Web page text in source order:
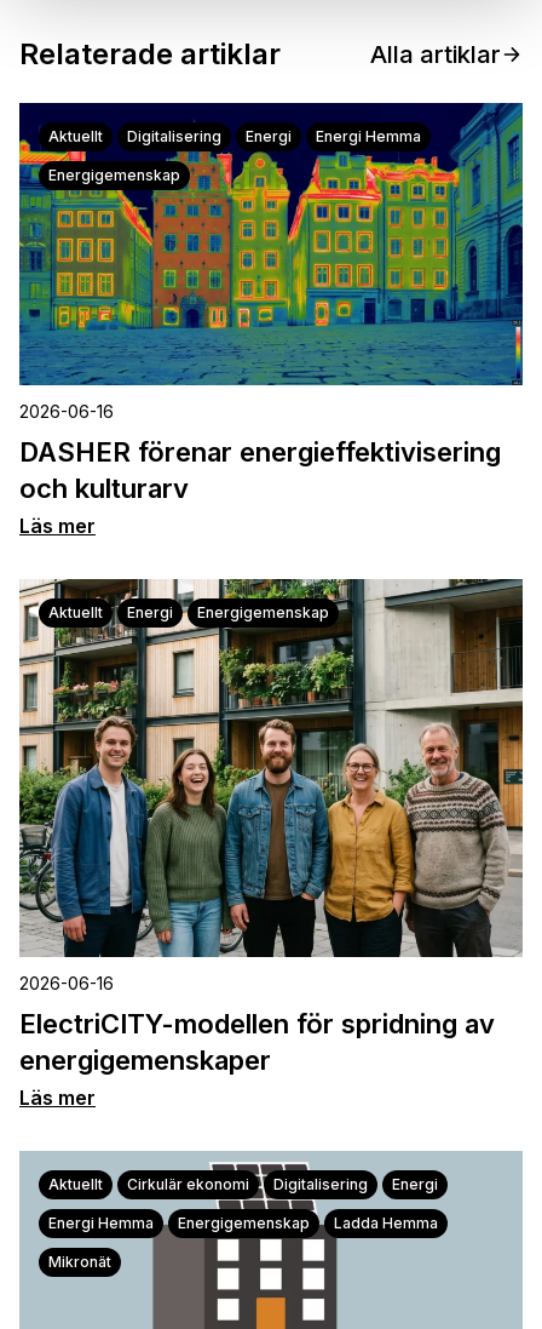
Relaterade artiklar Alla artiklar
Aktuellt Digitalisering Energi Energi Hemma
Energigemenskap
2026-06-16
DASHER förenar energieffektivisering
och kulturarv
Läs mer
Aktuellt Energi Energigemenskap
2026-06-16
ElectriCITY-modellen för spridning av
energigemenskaper
Läs mer
Aktuellt Cirkulär ekonomi Digitalisering Energi
Energi Hemma Energigemenskap Ladda Hemma
Mikronät